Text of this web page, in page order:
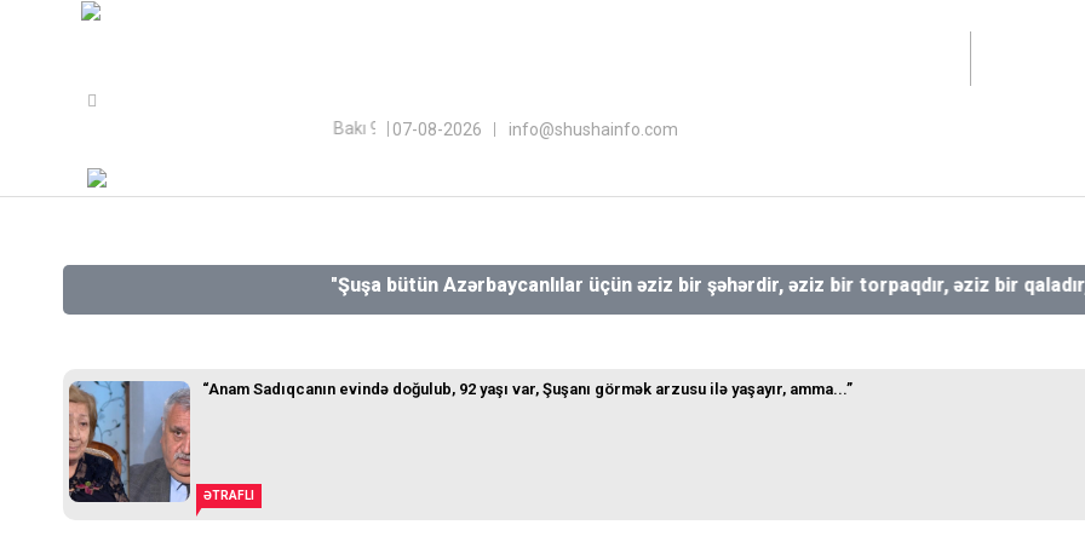
Bakı 9.2 ℃; Şuşa 3.5 ℃; Xankəndi 2 ℃;
07-08-2026 info@shushainfo.com
"Şuşa bütün Azərbaycanlılar üçün əziz bir şəhərdir, əziz bir torpaqdır, əziz bir qaladır,
“Anam Sadıqcanın evində doğulub, 92 yaşı var, Şuşanı görmək arzusu ilə yaşayır, amma...”
ƏTRAFLI